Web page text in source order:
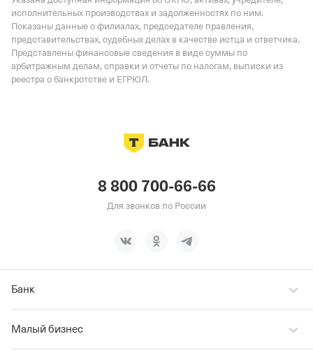
исполнительных производствах и задолженностях по ним.
Показаны данные о филиалах, председателе правления,
представительствах, судебных делах в качестве истца и ответчика.
Представлены финансовые сведения в виде суммы по
арбитражным делам, справки и отчеты по налогам, выписки из
реестра о банкротстве и ЕГРЮЛ.
8 800 700-66-66
Для звонков по России
Банк
Малый бизнес